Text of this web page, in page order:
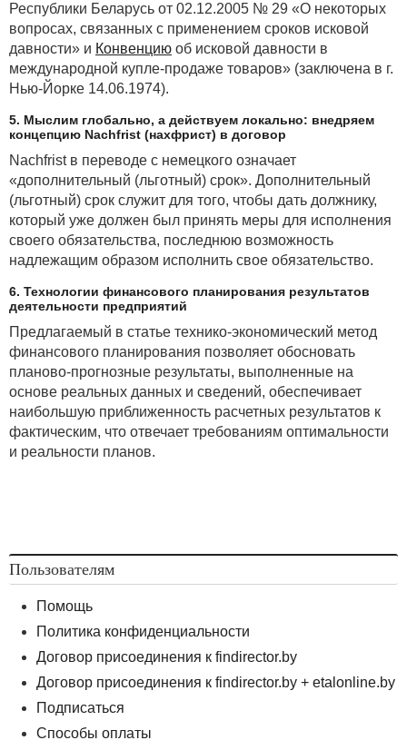
Республики Беларусь от 02.12.2005 № 29 «О некоторых
вопросах, связанных с применением сроков исковой
давности» и Конвенцию об исковой давности в
международной купле-продаже товаров» (заключена в г.
Нью-Йорке 14.06.1974).
5. Мыслим глобально, а действуем локально: внедряем
концепцию Nachfrist (нахфрист) в договор
Nachfrist в переводе с немецкого означает
«дополнительный (льготный) срок». Дополнительный
(льготный) срок служит для того, чтобы дать должнику,
который уже должен был принять меры для исполнения
своего обязательства, последнюю возможность
надлежащим образом исполнить свое обязательство.
6. Технологии финансового планирования результатов
деятельности предприятий
Предлагаемый в статье технико-экономический метод
финансового планирования позволяет обосновать
планово-прогнозные результаты, выполненные на
основе реальных данных и сведений, обеспечивает
наибольшую приближенность расчетных результатов к
фактическим, что отвечает требованиям оптимальности
и реальности планов.
Пользователям
Помощь
Политика конфиденциальности
Договор присоединения к findirector.by
Договор присоединения к findirector.by + etalonline.by
Подписаться
Способы оплаты